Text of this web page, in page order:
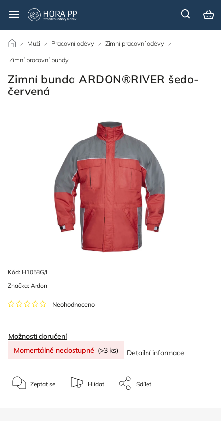
/ Muži / Pracovní oděvy / Zimní pracovní oděvy /
Zimní pracovní bundy
Zimní bunda ARDON®RIVER šedo-
červená
Kód: H1058G/L
Neohodnoceno
Značka: Ardon
Možnosti doručení
Momentálně nedostupné (>3 ks) Detailní informace
Zeptat se Hlídat Sdílet